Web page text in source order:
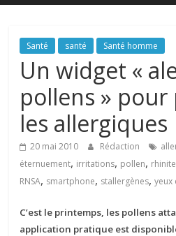
Santé
La
santé
toute
famille
Santé santé Santé homme
Un widget «
pollens »
les allergiques
20 mai 2010 Rédaction
éternuement, irritations, pollen,
RNSA, smartphone, stallergènes,yeux
C’est le printemps, les pollens
application pratique est